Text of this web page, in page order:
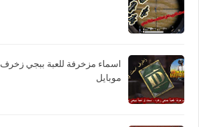
اسماء مزخرفة للعبة ببجي
موبايل